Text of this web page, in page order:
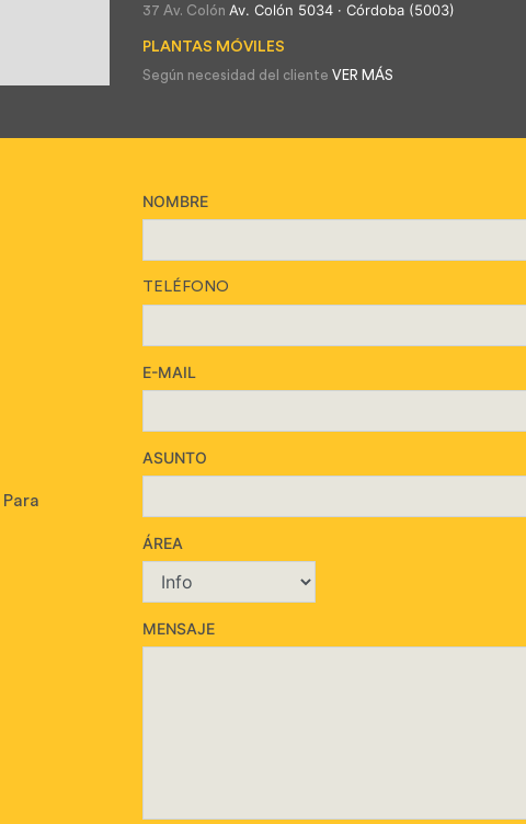
37 Av. Colón Av. Colón 5034 · Córdoba (5003)
PLANTAS MÓVILES
Según necesidad del cliente VER MÁS
NOMBRE
TELÉFONO
E-MAIL
ASUNTO
ÁREA
MENSAJE